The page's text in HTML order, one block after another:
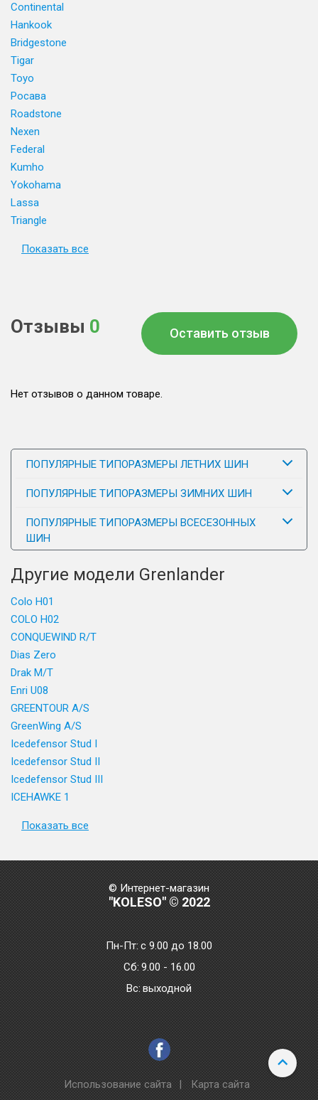
Continental
Hankook
Bridgestone
Tigar
Toyo
Росава
Roadstone
Nexen
Federal
Kumho
Yokohama
Lassa
Triangle
Показать все
Отзывы 0 Оставить отзыв
Нет отзывов о данном товаре.
ПОПУЛЯРНЫЕ ТИПОРАЗМЕРЫ ЛЕТНИХ ШИН
ПОПУЛЯРНЫЕ ТИПОРАЗМЕРЫ ЗИМНИХ ШИН
ПОПУЛЯРНЫЕ ТИПОРАЗМЕРЫ ВСЕСЕЗОННЫХ
ШИН
Другие модели Grenlander
Colo H01
COLO H02
CONQUEWIND R/T
Dias Zero
Drak M/T
Enri U08
GREENTOUR A/S
GreenWing A/S
Icedefensor Stud I
Icedefensor Stud II
Icedefensor Stud III
ICEHAWKE 1
Показать все
© Интернет-магазин
"KOLESO" © 2022
Пн-Пт:с 9.00 до 18.00
Сб: 9.00 - 16.00
Bc: выходной
Использование сайта | Карта сайта